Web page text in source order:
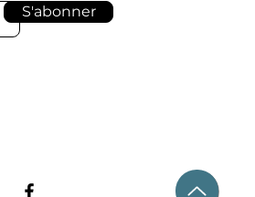
S'abonner